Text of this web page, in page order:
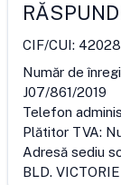
CIF/CUI:
Număr de
J07/861/2019
Telefon
Plătitor TVA:
Adresă sediu
BLD.